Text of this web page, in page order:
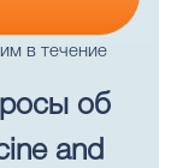
в течение
об
and